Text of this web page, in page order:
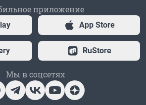
приложение
App Store
RuStore
Мы в соцсетях